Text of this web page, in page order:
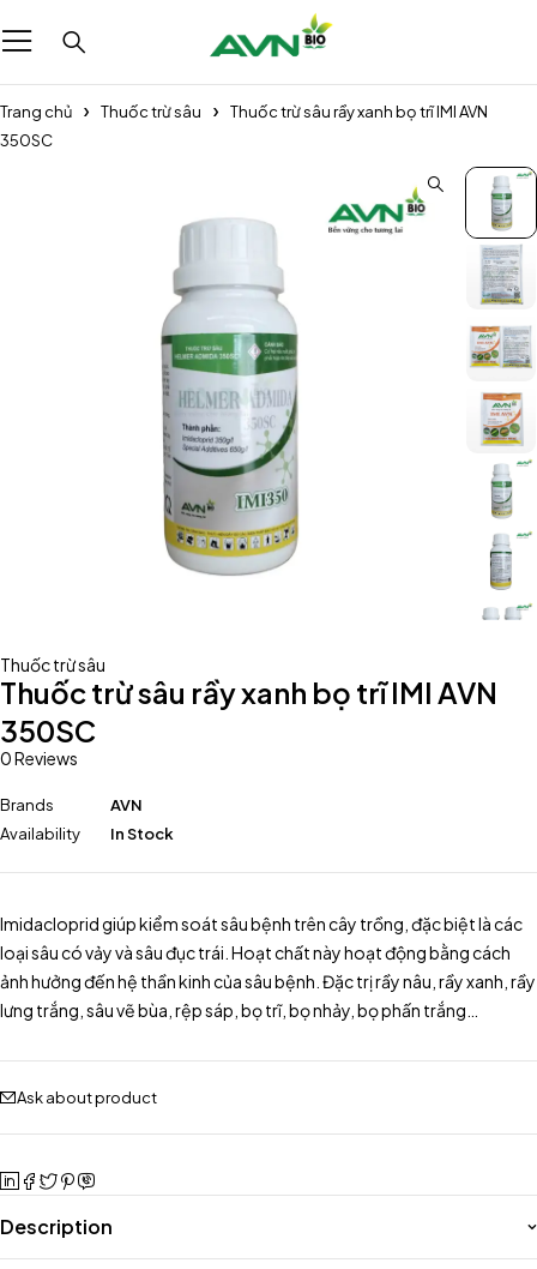
Trang chủ Thuốc trừ sâu
Thuốc trừ sâu rầy xanh bọ trĩ IMI AVN
350SC
Thuốc trừ sâu
Thuốc trừ sâu rầy xanh bọ trĩ IMI AVN
350SC
0 Reviews
Brands
AVN
Availability
In Stock
Imidacloprid giúp kiểm soát sâu bệnh trên cây trồng, đặc biệt là các
loại sâu có vảy và sâu đục trái. Hoạt chất này hoạt động bằng cách
ảnh hưởng đến hệ thần kinh của sâu bệnh. Đặc trị rầy nâu, rầy xanh, rầy
lưng trắng, sâu vẽ bùa, rệp sáp, bọ trĩ, bọ nhảy, bọ phấn trắng…
Ask about product
Description